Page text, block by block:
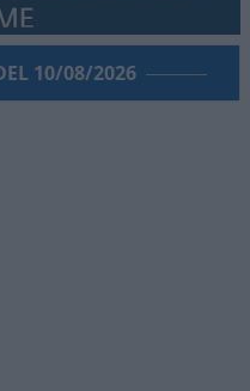
10/08/2026